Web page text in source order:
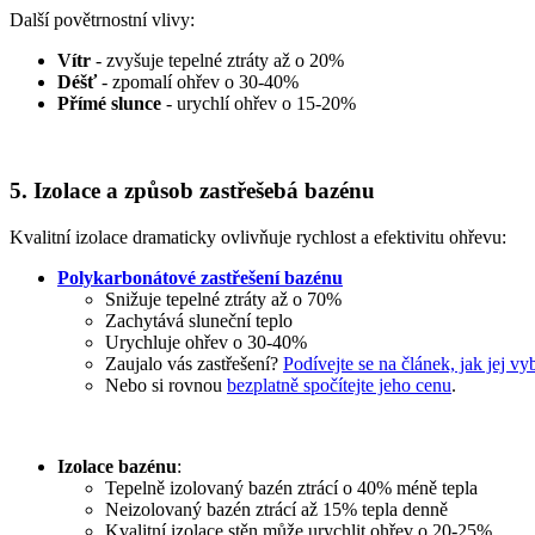
Další povětrnostní vlivy:
Vítr - zvyšuje tepelné ztráty až o 20%
Déšť- zpomalí ohřev o 30-40%
Přímé slunce - urychlí ohřev o 15-20%
5. Izolace a způsob zastřešebá bazénu
Kvalitní izolace dramaticky ovlivňuje rychlost a efektivitu ohřevu:
Polykarbonátové zastřešení bazénu
Snižuje tepelné ztráty až o 70%
Zachytává sluneční teplo
Urychluje ohřev o 30-40%
Zaujalo vás zastřešení? Podívejte se na článek, jak jej
Nebo si rovnou bezplatně spočítejte jeho cenu.
Izolace bazénu:
Tepelně izolovaný bazén ztrácí o 40% méně tepla
Neizolovaný bazén ztrácí až 15% tepla denně
Kvalitní izolace stěn může urychlit ohřev o 20-25%